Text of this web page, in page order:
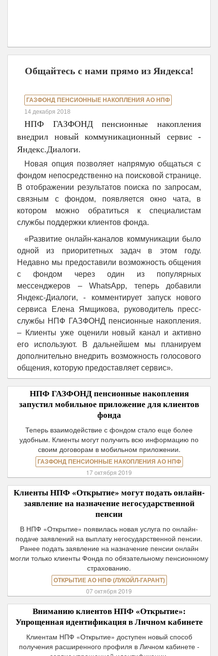
Общайтесь с нами прямо из Яндекса!
ГАЗФОНД ПЕНСИОННЫЕ НАКОПЛЕНИЯ АО НПФ
14 декабря 2018
НПФ ГАЗФОНД пенсионные накопления
внедрил новый коммуникационный сервис -
Яндекс.Диалоги.
Новая опция позволяет напрямую общаться с
фондом непосредственно на поисковой странице.
В отображении результатов поиска по запросам,
связным с фондом, появляется окно чата, в
котором можно обратиться к специалистам
службы поддержки клиентов фонда.
«Развитие онлайн-каналов коммуникации было
одной из приоритетных задач в этом году.
Недавно мы предоставили возможность общения
с фондом через один из популярных
мессенджеров – WhatsApp, теперь добавили
Яндекс-Диалоги, - комментирует запуск нового
сервиса Елена Ямщикова, руководитель пресс-
службы НПФ ГАЗФОНД пенсионные накопления.
– Клиенты уже оценили новый канал и активно
его используют. В дальнейшем мы планируем
дополнительно внедрить возможность голосового
общения, которую предоставляет сервис».
НПФ ГАЗФОНД пенсионные накопления
запустил мобильное приложение для клиентов
фонда
Теперь взаимодействие с фондом стало еще более
удобным. Клиенты могут получить всю информацию по
своим договорам в мобильном приложении.
ГАЗФОНД ПЕНСИОННЫЕ НАКОПЛЕНИЯ АО НПФ
17 октября 2019
Клиенты НПФ «Открытие» могут подать онлайн-
заявление на назначение негосударственной
пенсии
В НПФ «Открытие» появилась новая услуга по онлайн-
подаче заявлений на выплату негосударственной пенсии.
Ранее подать заявление на назначение пенсии онлайн
могли только клиенты Фонда по обязательному пенсионному
страхованию.
ОТКРЫТИЕ АО НПФ (ЛУКОЙЛ-ГАРАНТ)
07 октября 2019
Вниманию клиентов НПФ «Открытие»:
Упрощенная идентификация в Личном кабинете
Клиентам НПФ «Открытие» доступен новый способ
получения расширенного профиля в Личном кабинете -